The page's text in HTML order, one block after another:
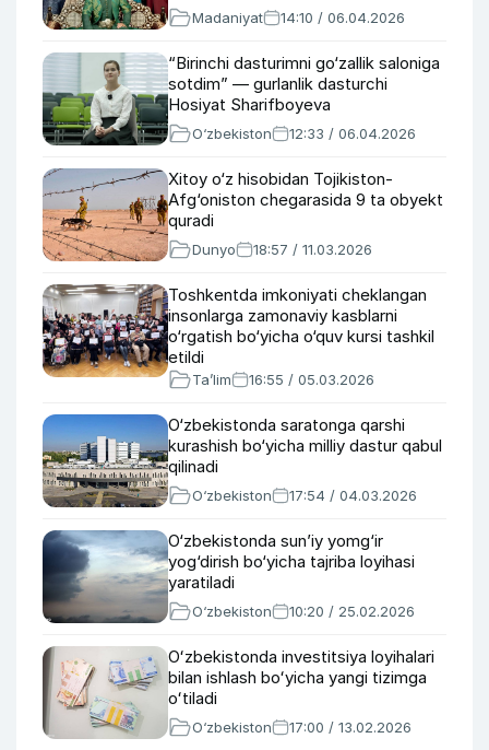
Madaniyat 14:10 / 06.04.2026
“Birinchi dasturimni go‘zallik saloniga
sotdim” — gurlanlik dasturchi
Hosiyat Sharifboyeva
O‘zbekiston 12:33 / 06.04.2026
Xitoy o‘z hisobidan Tojikiston-
Afg‘oniston chegarasida 9 ta obyekt
quradi
Dunyo 18:57 / 11.03.2026
Toshkentda imkoniyati cheklangan
insonlarga zamonaviy kasblarni
o‘rgatish bo‘yicha o‘quv kursi tashkil
etildi
Ta’lim 16:55 / 05.03.2026
O‘zbekistonda saratonga qarshi
kurashish bo‘yicha milliy dastur qabul
qilinadi
O‘zbekiston 17:54 / 04.03.2026
O‘zbekistonda sun’iy yomg‘ir
yog‘dirish bo‘yicha tajriba loyihasi
yaratiladi
O‘zbekiston 10:20 / 25.02.2026
Oʻzbekistonda investitsiya loyihalari
bilan ishlash boʻyicha yangi tizimga
oʻtiladi
O‘zbekiston 17:00 / 13.02.2026